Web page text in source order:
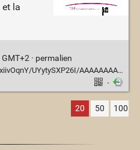
la
· permalien
s1600/contra+info+graph+expulsion+perou+vertica1_v2.jpg
·
20 50 100